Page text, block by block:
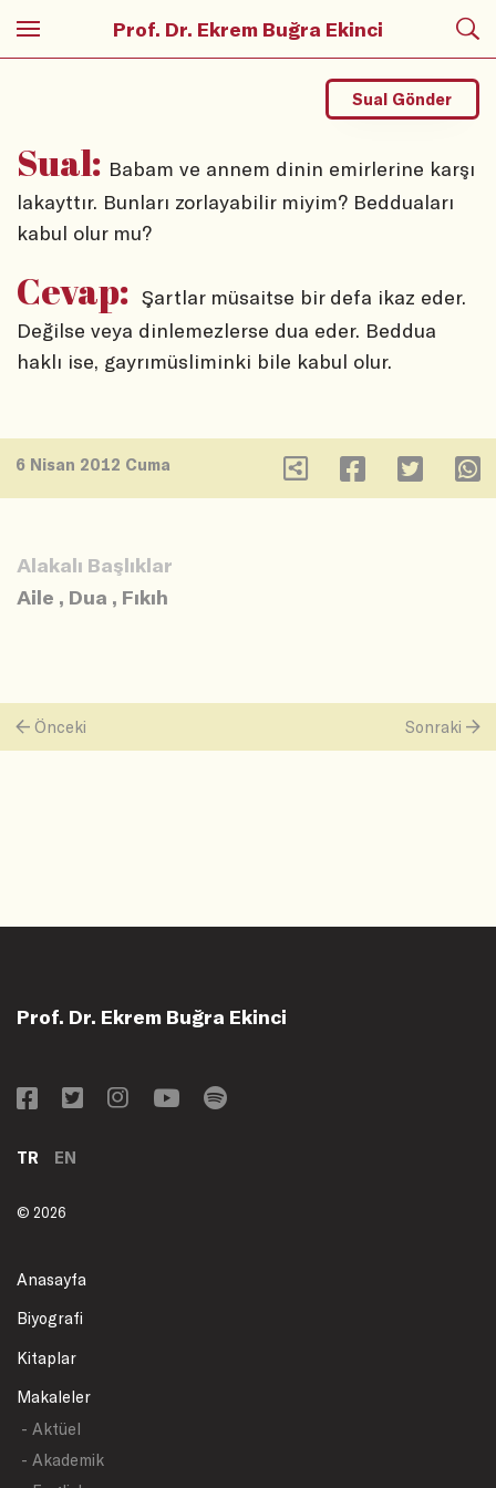
Prof. Dr. Ekrem Buğra Ekinci
Sual: Babam ve annem dinin emirlerine karşı
lakayttır. Bunları zorlayabilir miyim? Bedduaları
kabul olur mu?
Sual Gönder
Cevap: Şartlar müsaitse bir defa ikaz eder.
Değilse veya dinlemezlerse dua eder. Beddua
haklı ise, gayrımüsliminki bile kabul olur.
6 Nisan 2012 Cuma
Alakalı Başlıklar
Aile , Dua , Fıkıh
Önceki Sonraki
Prof. Dr. Ekrem Buğra Ekinci
TR EN
© 2026
Anasayfa
Biyografi
Kitaplar
Makaleler
- Aktüel
- Akademik